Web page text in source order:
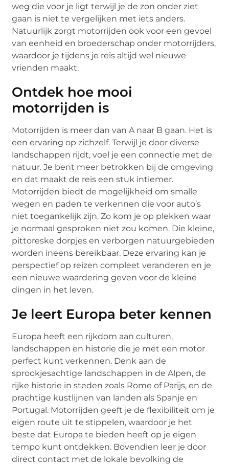
weg die voor je ligt terwijl je de zon onder ziet
gaan is niet te vergelijken met iets anders.
Natuurlijk zorgt motorrijden ook voor een gevoel
van eenheid en broederschap onder motorrijders,
waardoor je tijdens je reis altijd wel nieuwe
vrienden maakt.
Ontdek hoe mooi
motorrijden is
Motorrijden is meer dan van A naar B gaan. Het is
een ervaring op zichzelf. Terwijl je door diverse
landschappen rijdt, voel je een connectie met de
natuur. Je bent meer betrokken bij de omgeving
en dat maakt de reis een stuk intiemer.
Motorrijden biedt de mogelijkheid om smalle
wegen en paden te verkennen die voor auto’s
niet toegankelijk zijn. Zo kom je op plekken waar
je normaal gesproken niet zou komen. Die kleine,
pittoreske dorpjes en verborgen natuurgebieden
worden ineens bereikbaar. Deze ervaring kan je
perspectief op reizen compleet veranderen en je
een nieuwe waardering geven voor de kleine
dingen in het leven.
Je leert Europa beter kennen
Europa heeft een rijkdom aan culturen,
landschappen en historie die je met een motor
perfect kunt verkennen. Denk aan de
sprookjesachtige landschappen in de Alpen, de
rijke historie in steden zoals Rome of Parijs, en de
prachtige kustlijnen van landen als Spanje en
Portugal. Motorrijden geeft je de flexibiliteit om je
eigen route uit te stippelen, waardoor je het
beste dat Europa te bieden heeft op je eigen
tempo kunt ontdekken. Bovendien leer je door
direct contact met de lokale bevolking de